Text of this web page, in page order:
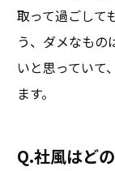
取って過ごして
う、ダメなもの
いと思っていて
ます。
Q.社風はど